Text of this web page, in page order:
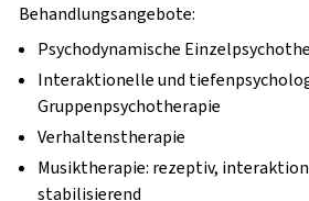
Behandlungsangebote:
Psychodynamische
Interaktionelle und
Gruppenpsychotherapie
Verhaltenstherapie
Musiktherapie: rezeptiv,
stabilisierend